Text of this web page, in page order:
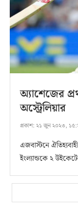
অ্যাশেজের
অস্ট্রেলিয়ার
প্রকাশ: ২১ জুন ২০২৩,
এজবাস্টনে
ইংল্যান্ডকে ২